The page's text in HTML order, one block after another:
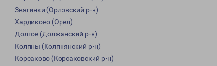
Звягинки (Орловский р-н)
Хардиково (Орел)
Долгое (Должанский р-н)
Колпны (Колпнянский р-н)
Корсаково (Корсаковский р-н)